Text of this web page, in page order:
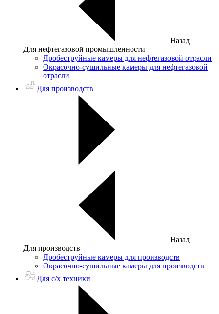
Назад
Для нефтегазовой промышленности
Дробеструйные камеры для нефтегазовой отрасли
Окрасочно-сушильные камеры для нефтегазовой
отрасли
Для производств
Назад
Для производств
Дробеструйные камеры для производств
Окрасочно-сушильные камеры для производств
Для с/х техники